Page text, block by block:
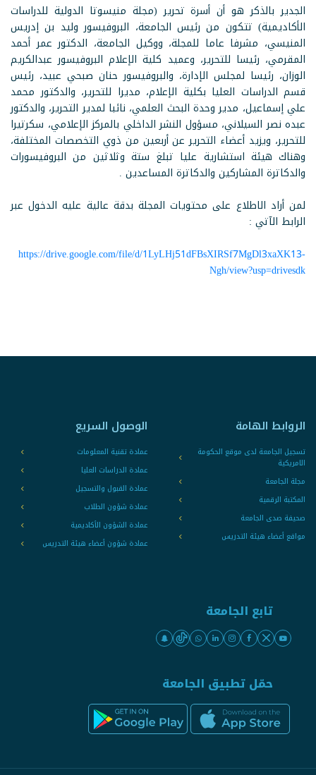
الجدير بالذكر هو أن أسرة تحرير (مجلة منيسوتا الدولية للدراسات
الأكاديمية) تتكون من رئيس الجامعة، البروفيسور وليد بن إدريس
المنيسي، مشرفا عاما للمجلة، ووكيل الجامعة، الدكتور عمر أحمد
المقرمي، رئيسا للتحرير، وعميد كلية الإعلام البروفيسور عبدالكريم
الوزان، رئيسا لمجلس الإدارة، والبروفيسور حنان صبحي عبيد، رئيس
قسم الدراسات العليا بكلية الإعلام، مديرا للتحرير، والدكتور محمد
علي إسماعيل، مدير وحدة البحث العلمي، نائبا لمدير التحرير، والدكتور
عبده نصر السيلاني، مسؤول النشر الداخلي بالمركز الإعلامي، سكرتيرا
للتحرير، ويزيد أعضاء التحرير عن أربعين من ذوي التخصصات المختلفة،
وهناك هيئة استشارية عليا تبلغ ستة وثلاثين من البروفيسورات
والدكاترة المشاركين والدكاترة المساعدين .
لمن أراد الاطلاع على محتويات المجلة بدقة عالية عليه الدخول عبر
الرابط الآتي :
https://drive.google.com/file/d/1LyLHj51dFBsXIRSf7MgDl3xaXK13-
Ngh/view?usp=drivesdk
الروابط الهامة
تسجيل الجامعة لدى موقع الحكومة
الامريكية
مجلة الجامعة
المكتبة الرقمية
صحيفة صدى الجامعة
مواقع أعضاء هيئة التدريس
الوصول السريع
عمادة تقنية المعلومات
عمادة الدراسات العليا
عمادة القبول والتسجيل
عمادة شؤون الطلاب
عمادة الشؤون الأكاديمية
عمادة شؤون أعضاء هيئة التدريس
تابع الجامعة
حمّل تطبيق الجامعة